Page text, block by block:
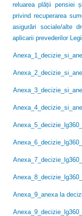
reluarea plății pensiei
privind recuperarea
asigurări sociale/alte
aplicarii prevederilor
Anexa_9_anexa la